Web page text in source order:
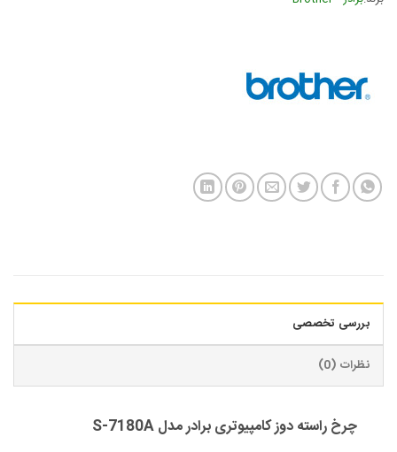
بررسی تخصصی
نظرات (0)
چرخ راسته دوز کامپیوتری برادر مدل S-7180A